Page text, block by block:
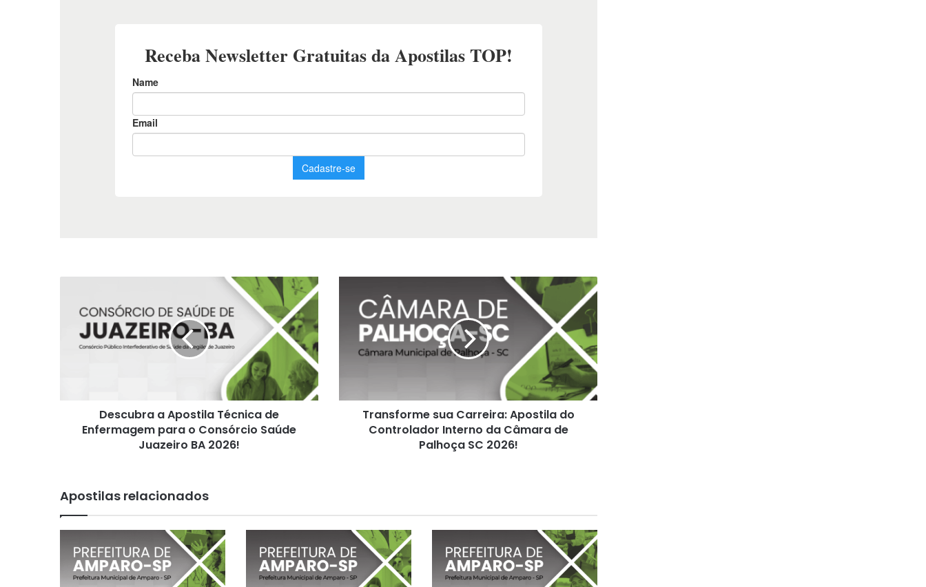
Apostila
Técnica
Consórcio
Juazeiro
Descubra a Apostila Técnica de
Enfermagem para o Consórcio Saúde
Juazeiro BA 2026!
Carreira:
Apostila
Controlador
Câmara
Palhoça
Transforme sua Carreira: Apostila do
Controlador Interno da Câmara de
Palhoça SC 2026!
Apostilas relacionados